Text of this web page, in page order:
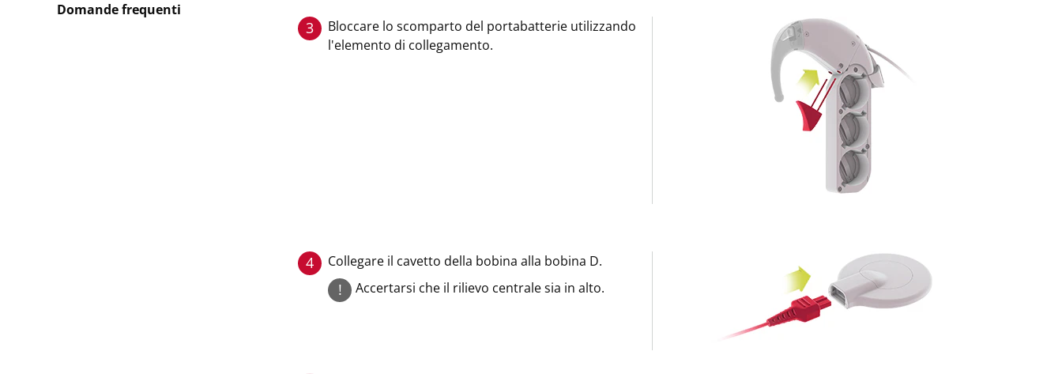
3
Bloccare lo scomparto del portabatterie utilizzando
l'elemento di collegamento.
4 Collegare il cavetto della bobina alla bobina D.
! Accertarsi che il rilievo centrale sia in alto.
Domande frequenti